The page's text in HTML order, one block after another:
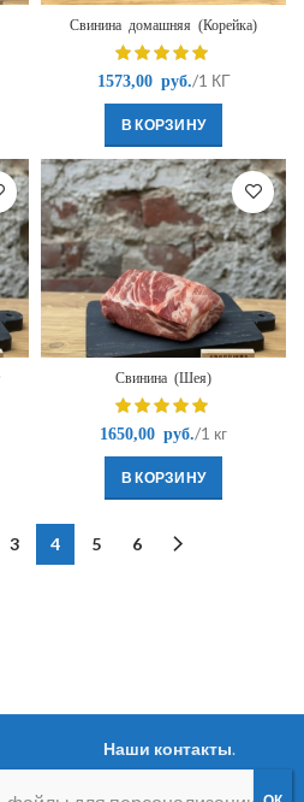
Свинина домашняя (Корейка)
1573,00руб. /1 КГ
В КОРЗИНУ
Свинина (Шея)
1650,00 руб. /1 кг
В КОРЗИНУ
3 4 5 6
Наши контакты.